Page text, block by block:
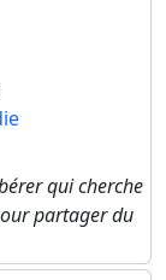
qui cherche
partager du